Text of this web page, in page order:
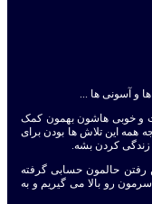
و آسونی ها ...
و خوبی هاشون بهمون کمک
همه این تلاش ها بودن برای
زندگی کردن بشه.
رفتن حالمون حسابی گرفته
رو بالا می گیریم و به